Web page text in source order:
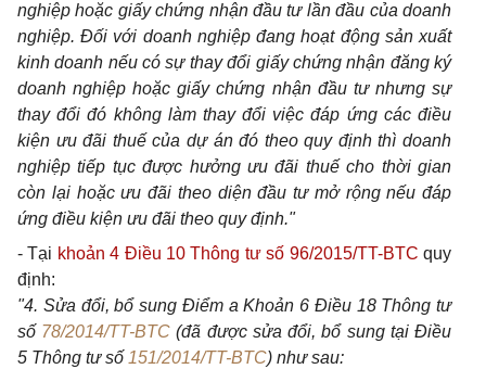
nghiệp hoặc giấy chứng nhận đầu tư lần đầu của doanh
nghiệp. Đối với doanh nghiệp đang hoạt động sản xuất
kinh doanh nếu có sự thay đổi giấy chứng nhận đăng ký
doanh nghiệp hoặc giấy chứng nhận đầu tư nhưng sự
thay đổi đó không làm thay đổi việc đáp ứng các điều
kiện ưu đãi thuế của dự án đó theo quy định thì doanh
nghiệp tiếp tục được hưởng ưu đãi thuế cho thời gian
còn lại hoặc ưu đãi theo diện đầu tư mở rộng nếu đáp
ứng điều kiện ưu đãi theo quy định."
- Tại khoản 4 Điều 10 Thông tư số 96/2015/TT-BTC quy
định:
"4. Sửa đổi, bổ sung Điểm a Khoản 6 Điều 18 Thông tư
số 78/2014/TT-BTC (đã được sửa đổi, bổ sung tại Điều
5 Thông tư số 151/2014/TT-BTC) như sau: